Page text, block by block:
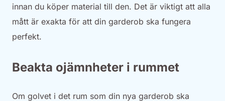
innan du köper material till den. Det är viktigt att alla
mått är exakta för att din garderob ska fungera
perfekt.
Beakta ojämnheter i rummet
Om golvet i det rum som din nya garderob ska